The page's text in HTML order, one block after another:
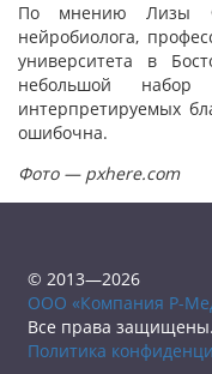
По мнению Лизы
нейробиолога,
университета в
небольшой набор
интерпретируемых
ошибочна.
Фото — pxhere.com
© 2013—2026
ООО «Компания Р-
Все права защищены.
Политика